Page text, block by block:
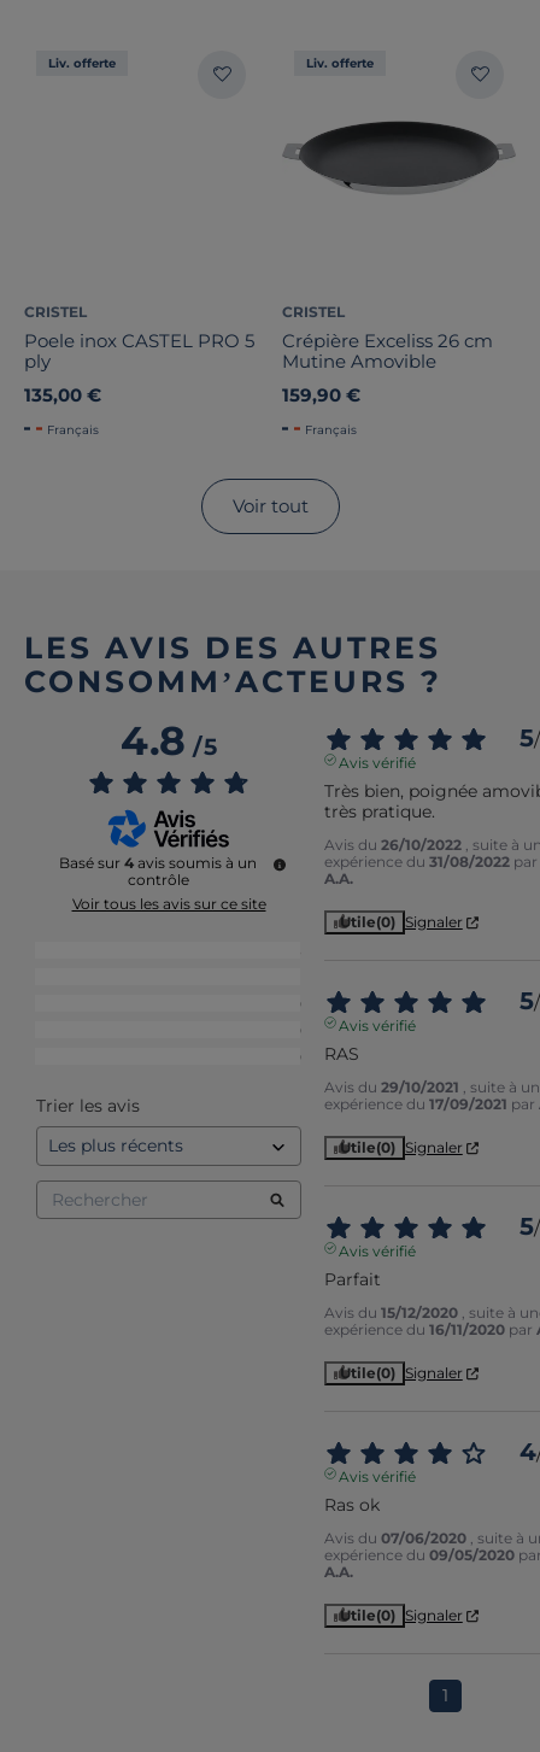
Liv. offerte
CRISTEL
Poele inox CASTEL PRO 5
ply
135,00 €
Français
Liv. offerte
CRISTEL
Crépière Exceliss 26 cm
Mutine Amovible
159,90 €
Français
Voir tout
LES AVIS DES AUTRES
CONSOMM’ACTEURS ?
4.8/5
Basé sur 4 avis soumis à un
contrôle
Voir tous les avis sur ce site
0
0
0
Trier les avis
5/
Avis vérifié
Très bien, poignée
très pratique.
Avis du 26/10/2022 , suite à
expérience du 31/08/2022 par
A.A.
Utile(0) Signaler
5/
Avis vérifié
RAS
Avis du 29/10/2021 , suite à
expérience du 17/09/2021 par
Utile(0) Signaler
5/
Avis vérifié
Parfait
Avis du 15/12/2020 , suite à
expérience du 16/11/2020 par
Utile(0) Signaler
4
Avis vérifié
Ras ok
Avis du 07/06/2020 , suite à
expérience du 09/05/2020
A.A.
Utile(0) Signaler
1